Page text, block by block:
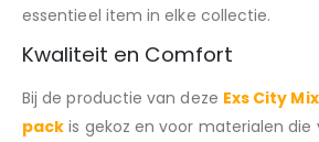
essentieel item in elke collectie.
Kwaliteit en Comfort
Bij de productie van deze Exs City
pack is gekoz en voor materialen die